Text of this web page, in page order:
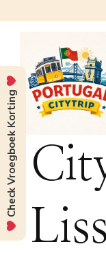
Check Vroegboek Korting